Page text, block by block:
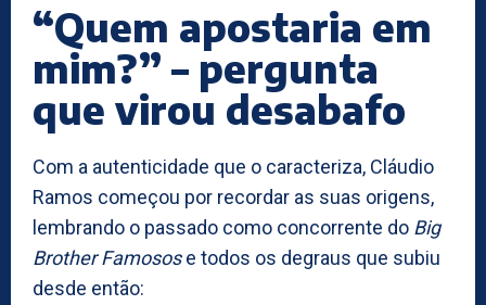
“Quem apostaria em
mim?” – pergunta
que virou desabafo
Com a autenticidade que o caracteriza, Cláudio
Ramos começou por recordar as suas origens,
lembrando o passado como concorrente do Big
Brother Famosose todos os degraus que subiu
desde então: